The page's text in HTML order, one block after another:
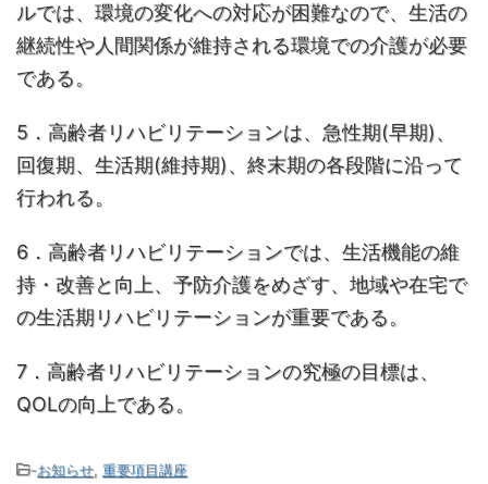
ルでは、環境の変化への対応が困難なので、生活の
継続性や人間関係が維持される環境での介護が必要
である。
5．高齢者リハビリテーションは、急性期(早期)、
回復期、生活期(維持期)、終末期の各段階に沿って
行われる。
6．高齢者リハビリテーションでは、生活機能の維
持・改善と向上、予防介護をめざす、地域や在宅で
の生活期リハビリテーションが重要である。
7．高齢者リハビリテーションの究極の目標は、
QOLの向上である。
-お知らせ, 重要項目講座